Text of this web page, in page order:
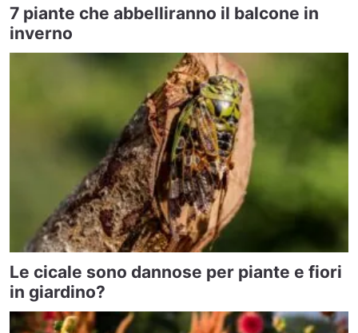
7 piante che abbelliranno il balcone in
inverno
Le cicale sono dannose per piante e fiori
in giardino?